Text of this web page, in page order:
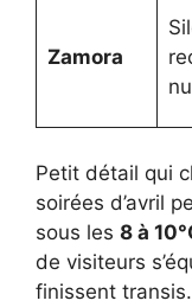
Zamora
Petit détail qui
soirées d’avril
sous les 8 à
de visiteurs
finissent